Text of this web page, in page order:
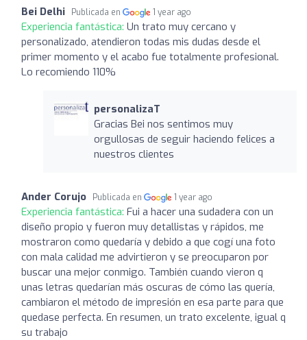
Bei Delhi Publicada en 1 year ago
Experiencia fantástica: Un trato muy cercano y
personalizado, atendieron todas mis dudas desde el
primer momento y el acabo fue totalmente profesional.
Lo recomiendo 110%
personalizaT
Gracias Bei nos sentimos muy
orgullosas de seguir haciendo felices a
nuestros clientes
Ander Corujo Publicada en 1 year ago
Experiencia fantástica: Fui a hacer una sudadera con un
diseño propio y fueron muy detallistas y rápidos, me
mostraron como quedaría y debido a que cogí una foto
con mala calidad me advirtieron y se preocuparon por
buscar una mejor conmigo. También cuando vieron q
unas letras quedarían más oscuras de cómo las quería,
cambiaron el método de impresión en esa parte para que
quedase perfecta. En resumen, un trato excelente, igual q
su trabajo